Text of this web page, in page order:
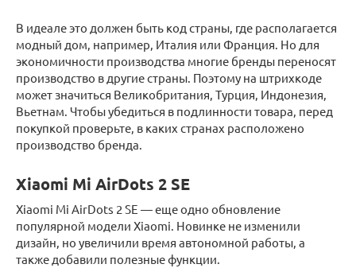
В идеале это должен быть код страны, где располагается
модный дом, например, Италия или Франция. Но для
экономичности производства многие бренды переносят
производство в другие страны. Поэтому на штрихкоде
может значиться Великобритания, Турция, Индонезия,
Вьетнам. Чтобы убедиться в подлинности товара, перед
покупкой проверьте, в каких странах расположено
производство бренда.
Xiaomi Mi AirDots 2 SE
Xiaomi Mi AirDots 2 SE — еще одно обновление
популярной модели Xiaomi. Новинке не изменили
дизайн, но увеличили время автономной работы, а
также добавили полезные функции.